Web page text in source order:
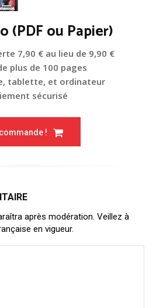
(PDF ou Papier)
7,90 € au lieu de 9,90 €
plus de 100 pages
tablette, et ordinateur
sécurisé
!
après modération. Veillez à
en vigueur.